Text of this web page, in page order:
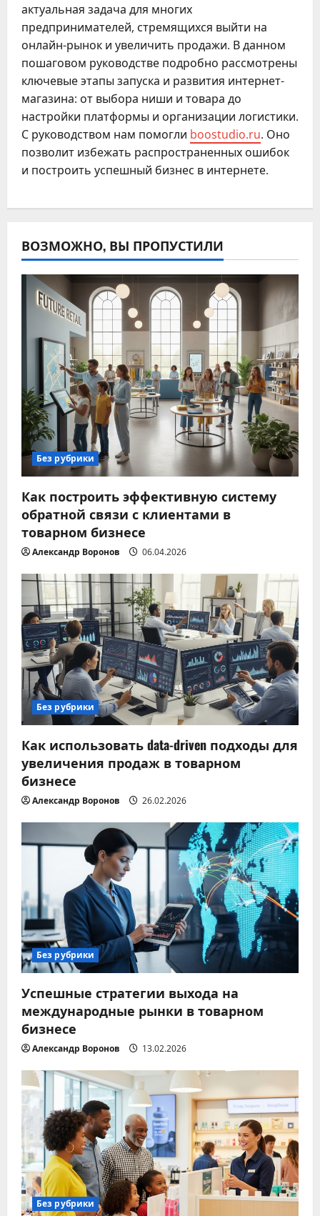
актуальная задача для многих
предпринимателей, стремящихся выйти на
онлайн-рынок и увеличить продажи. В данном
пошаговом руководстве подробно рассмотрены
ключевые этапы запуска и развития интернет-
магазина: от выбора ниши и товара до
настройки платформы и организации логистики.
С руководством нам помогли boostudio.ru. Оно
позволит избежать распространенных ошибок
и построить успешный бизнес в интернете.
ВОЗМОЖНО, ВЫ ПРОПУСТИЛИ
Без рубрики
Как построить эффективную систему
обратной связи с клиентами в
товарном бизнесе
Александр Воронов 06.04.2026
Без рубрики
Как использовать data-driven подходы для
увеличения продаж в товарном
бизнесе
Александр Воронов 26.02.2026
Без рубрики
Успешные стратегии выхода на
международные рынки в товарном
бизнесе
Александр Воронов 13.02.2026
Без рубрики